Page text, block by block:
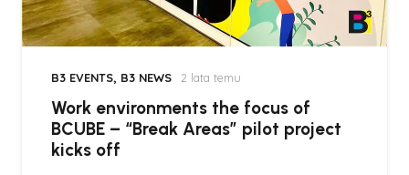
B3 EVENTS, B3 NEWS 2 lata temu
Work environments the focus of
BCUBE – “Break Areas” pilot project
kicks off